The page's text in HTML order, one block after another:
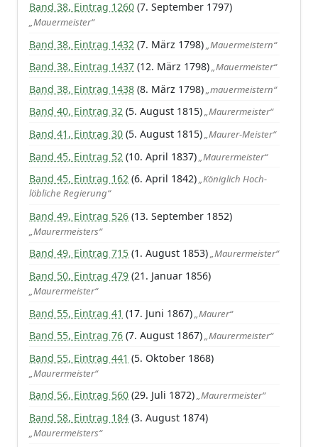
Band 38, Eintrag 1260 (7. September 1797)
„Mauermeister“
Band 38, Eintrag 1432 (7. März 1798) „Mauermeistern“
Band 38, Eintrag 1437 (12. März 1798)„Mauermeister“
Band 38, Eintrag 1438 (8. März 1798)„mauermeistern“
Band 40, Eintrag 32 (5. August 1815)„Maurermeister“
Band 41, Eintrag 30 (5. August 1815)„Maurer-Meister“
Band 45, Eintrag 52 (10. April 1837) „Maurermeister“
Band 45, Eintrag 162 (6. April 1842)„Königlich Hoch-
löbliche Regierung“
Band 49, Eintrag 526 (13. September 1852)
„Maurermeisters“
Band 49, Eintrag 715 (1. August 1853)„Maurermeister“
Band 50, Eintrag 479 (21. Januar 1856)
„Maurermeister“
Band 55, Eintrag 41 (17. Juni 1867) „Maurer“
Band 55, Eintrag 76 (7. August 1867)„Maurermeister“
Band 55, Eintrag 441 (5. Oktober 1868)
„Maurermeister“
Band 56, Eintrag 560 (29. Juli 1872)„Maurermeister“
Band 58, Eintrag 184 (3. August 1874)
„Maurermeisters“